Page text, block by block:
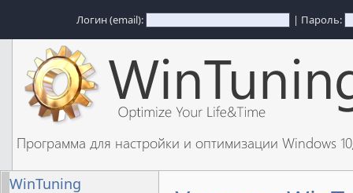
Логин (email): | Пароль:
Программа для настройки и оптимизации Windows
WinTuning